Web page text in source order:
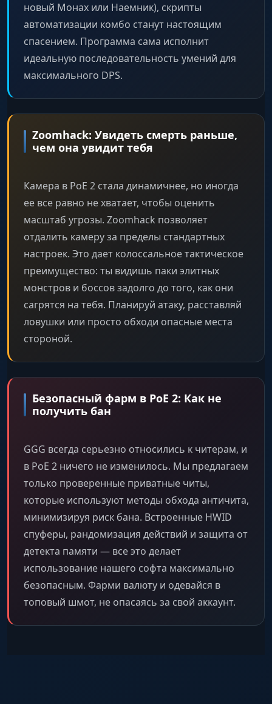
новый Монах или Наемник), скрипты
автоматизации комбо станут настоящим
спасением. Программа сама исполнит
идеальную последовательность умений для
максимального DPS.
Zoomhack: Увидеть смерть раньше,
чем она увидит тебя
Камера в PoE 2 стала динамичнее, но иногда
ее все равно не хватает, чтобы оценить
масштаб угрозы. Zoomhack позволяет
отдалить камеру за пределы стандартных
настроек. Это дает колоссальное тактическое
преимущество: ты видишь паки элитных
монстров и боссов задолго до того, как они
сагрятся на тебя. Планируй атаку, расставляй
ловушки или просто обходи опасные места
стороной.
Безопасный фарм в PoE 2: Как не
получить бан
GGG всегда серьезно относились к читерам, и
в PoE 2 ничего не изменилось. Мы предлагаем
только проверенные приватные читы,
которые используют методы обхода античита,
минимизируя риск бана. Встроенные HWID
спуферы, рандомизация действий и защита от
детекта памяти — все это делает
использование нашего софта максимально
безопасным. Фарми валюту и одевайся в
топовый шмот, не опасаясь за свой аккаунт.